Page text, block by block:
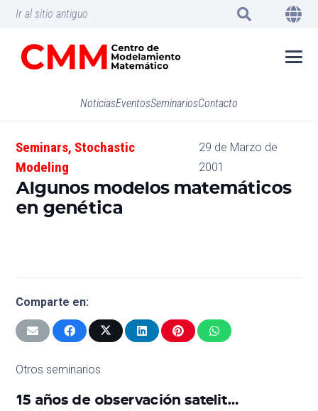
Ir al sitio antiguo
NoticiasEventosSeminariosContacto
Seminars, Stochastic
Modeling
29 de Marzo de
2001
Algunos modelos matemáticos
en genética
Comparte en:
Otros seminarios
15 años de observación satelit…